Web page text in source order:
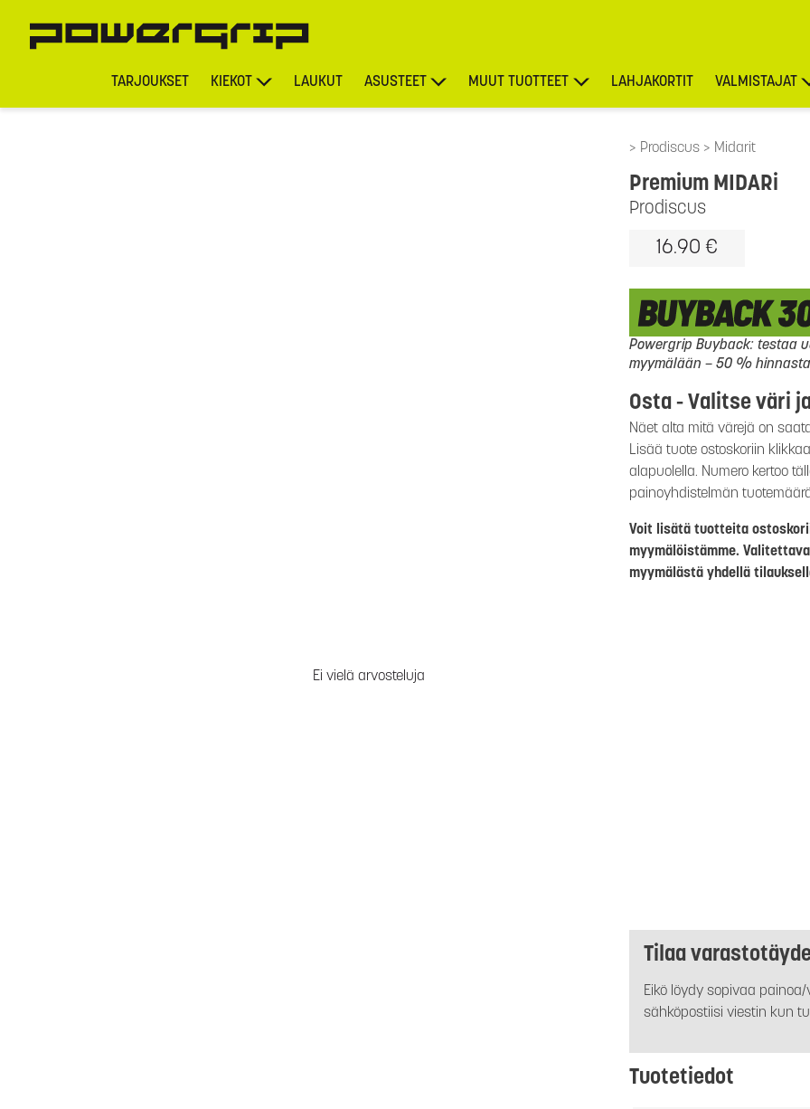
TARJOUKSET KIEKOT LAUKUT ASUSTEET MUUT TUOTTEET LAHJAKORTIT VALMISTAJAT
Prodiscus Midarit
Ei vielä arvosteluja
Prodiscus
Premium MIDARi
16.90 €
Powergrip Buyback: testaa
myymälään – 50 %
Osta - Valitse väri
Näet alta mitä värejä on
Lisää tuote ostoskoriin
alapuolella. Numero kertoo
painoyhdistelmän
Voit lisätä tuotteita
myymälöistämme.
myymälästä yhdellä
Tilaa
Eikö löydy sopivaa
sähköpostiisi viestin kun
Tuotetiedot